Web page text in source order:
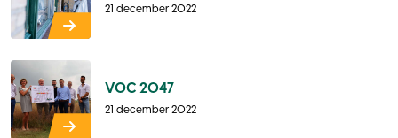
21 december 2022
VOC 2047
21 december 2022